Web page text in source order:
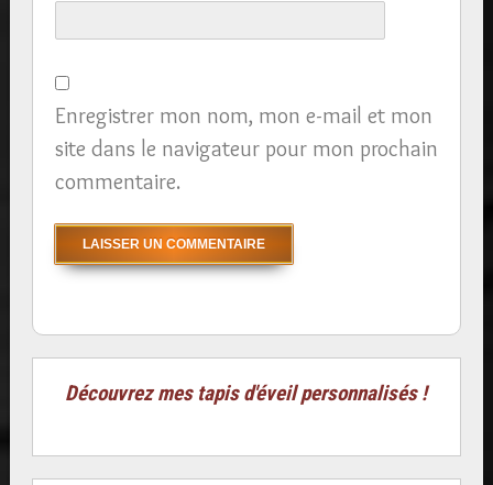
Enregistrer mon nom, mon e-mail et mon
site dans le navigateur pour mon prochain
commentaire.
Découvrez mes tapis d'éveil personnalisés !